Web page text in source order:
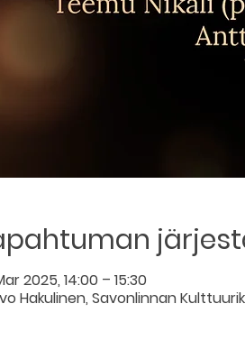
2025, 14:00 – 15:30
Hakulinen, Savonlinnan